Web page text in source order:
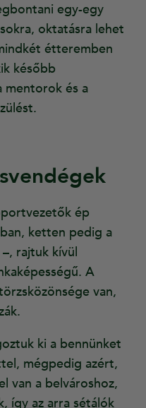
egy-egy
oktatásra lehet
étteremben
később
mentorok és a
ép
ketten pedig a
rajtuk kívül
A
van,
ki a bennünket
mégpedig azért,
van a belvároshoz,
így az arra sétálók